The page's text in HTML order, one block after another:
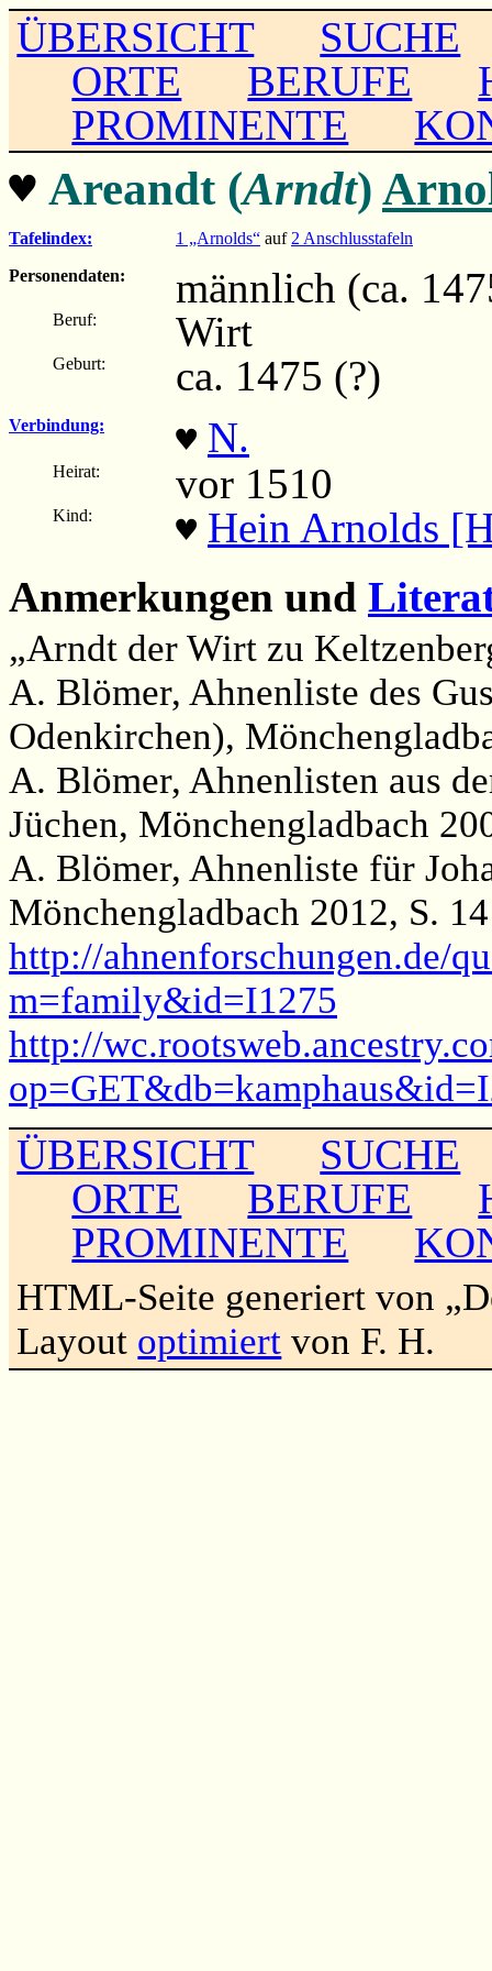
ÜBERSICHT
SUCHE
ORTE
BERUFE
PROMINENTE
♥ Areandt (Arndt)
Tafelindex: 1 „Arnolds“ auf 2 Anschlusstafeln
Personendaten:
männlich (ca.
Beruf: Wirt
Geburt: ca. 1475 (?)
Verbindung: ♥ N.
Heirat: vor 1510
Kind: ♥ Hein Arnolds
Anmerkungen und
„Arndt der Wirt zu
A. Blömer, Ahnenliste des
Odenkirchen),
A. Blömer, Ahnenlisten aus
Jüchen, Mönchengladbach
A. Blömer, Ahnenliste für
Mönchengladbach 2012, S. 14
http://ahnenforschungen.de/
m=family&id=I1275
http://
ÜBERSICHT
SUCHE
ORTE
BERUFE
PROMINENTE
HTML-Seite generiert von
Layout optimiert von F. H.